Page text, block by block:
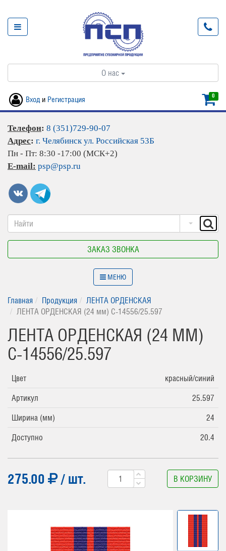
О нас
0
Вход и Регистрация
Телефон: 8 (351)729-90-07
Адрес: г. Челябинск ул. Российская 53Б
Пн - Пт: 8:30 -17:00 (МСК+2)
E-mail: psp@psp.ru
ЗАКАЗ ЗВОНКА
МЕНЮ
Главная Продукция
ЛЕНТА ОРДЕНСКАЯ
ЛЕНТА ОРДЕНСКАЯ (24 мм) С-14556/25.597
ЛЕНТА ОРДЕНСКАЯ (24 ММ)
С-14556/25.597
Цвет
красный/синий
Артикул
25.597
Ширина (мм)
24
Доступно
20.4
275.00 / шт. В КОРЗИНУ